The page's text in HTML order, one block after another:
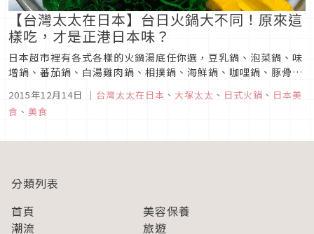
【台灣太太在日本】台日火鍋大不同！原來這
樣吃，才是正港日本味？
日本超市裡有各式各樣的火鍋湯底任你選，豆乳鍋、泡菜鍋、味
增鍋、蕃茄鍋、白湯雞肉鍋、相撲鍋、海鮮鍋、咖哩鍋、豚骨醬
口味出現。餐廳裡還可以吃到有地方特色的火鍋如博多的大腸
鍋、北海道的石狩鍋，或是特殊食材如河豚鍋、鴨鍋等等。（反
2015年12月14日 ｜ 台灣太太在日本 、 大塚太太 、 日式火鍋 、 日本美
食 、 美食
分類列表
首頁
美容保養
潮流
旅遊